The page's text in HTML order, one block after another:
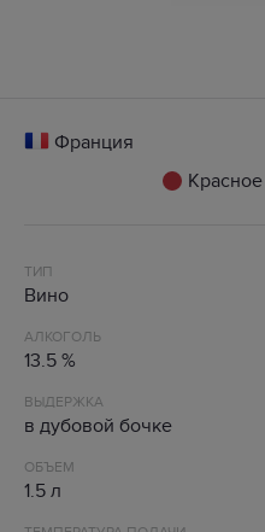
Франция
Красное
ТИП
Вино
АЛКОГОЛЬ
13.5 %
ВЫДЕРЖКА
в дубовой бочке
ОБЪЕМ
1.5 л